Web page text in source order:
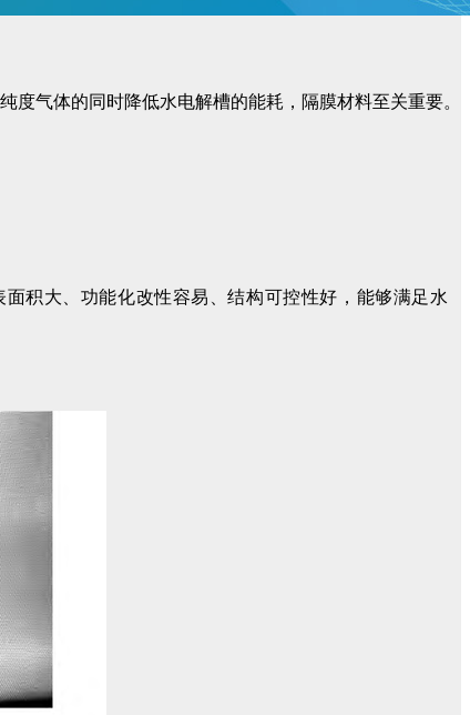
气体的同时降低水电解槽的能耗，隔膜材料至关重要。
积大、功能化改性容易、结构可控性好，能够满足水